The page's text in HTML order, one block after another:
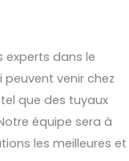
experts dans le
venir chez
que des tuyaux
équipe sera à
les meilleures et